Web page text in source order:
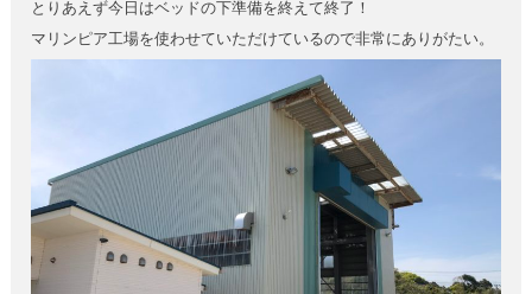
とりあえず今日はベッドの下準備を終えて終了！
マリンピア工場を使わせていただけているので非常にありがたい。